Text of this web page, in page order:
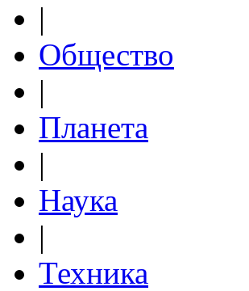
|
Общество
|
Планета
|
Наука
|
Техника